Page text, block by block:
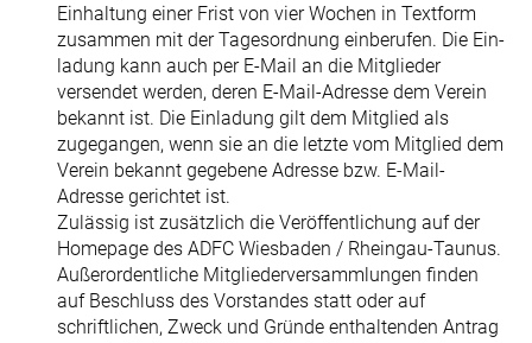
Einhaltung einer Frist von vier Wochen in Textform
zusammen mit der Tagesordnung einberufen. Die Ein­
ladung kann auch per E-Mail an die Mitglieder
versendet werden, deren E-Mail-Adresse dem Verein
bekannt ist. Die Einladung gilt dem Mitglied als
zugegan­gen, wenn sie an die letzte vom Mitglied dem
Verein bekannt gegebene Adresse bzw. E-Mail-
Adresse gerichtet ist.
Zulässig ist zusätzlich die Veröffentlichung auf der
Homepage des ADFC Wiesbaden / Rheingau-Taunus.
Außerordentliche Mitgliederversammlungen fin­den
auf Beschluss des Vorstandes statt oder auf
schriftlichen, Zweck und Gründe enthaltenden Antrag